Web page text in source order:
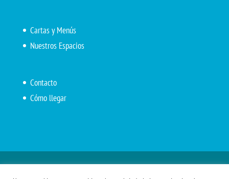
Cartas y Menús
Nuestros Espacios
Contacto
Cómo llegar